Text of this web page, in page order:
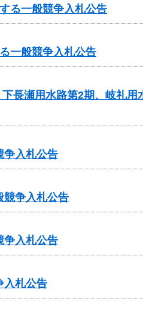
る一般競争入札公告
一般競争入札公告
長瀬用水路第2期、岐礼用
争入札公告
競争入札公告
争入札公告
入札公告